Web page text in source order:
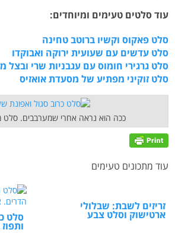
עוד סלטים טעימים ומיוחדים:
סלט פאקוס וקשיו ברוטב טחינה
סלט עדשים עם שעועית ירוקה ואבוקדו
סלט גרגירי חומוס עם עגבניות שרי ובצל
סלט זוקיני מפתיע של מסעדת אואזיס
ככה הוא נראה אחרי שמערבבים. סלט
עוד מתכונים טעימים
זריזים לשבת: שבלולי
ארטישוק וסלט צבע סלט